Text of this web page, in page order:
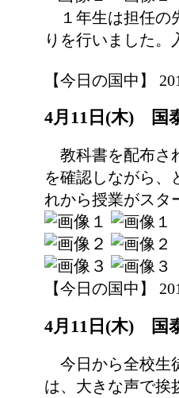
１年生は担任の
りを行いました
【今日の国中】
4月11日(木) 国
教科書を配布さ
を確認しながら、
れから授業がスタ
【今日の国中】
4月11日(木) 国
今日から全校生
は、大きな声で挨